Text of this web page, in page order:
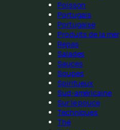
Poisson
Portugais
Portugaise
Produits de la mer
Repas
Salades
Sauces
Soupes
Spiritueux
Sud-américaine
Sur le pouce
Techniques
Thé